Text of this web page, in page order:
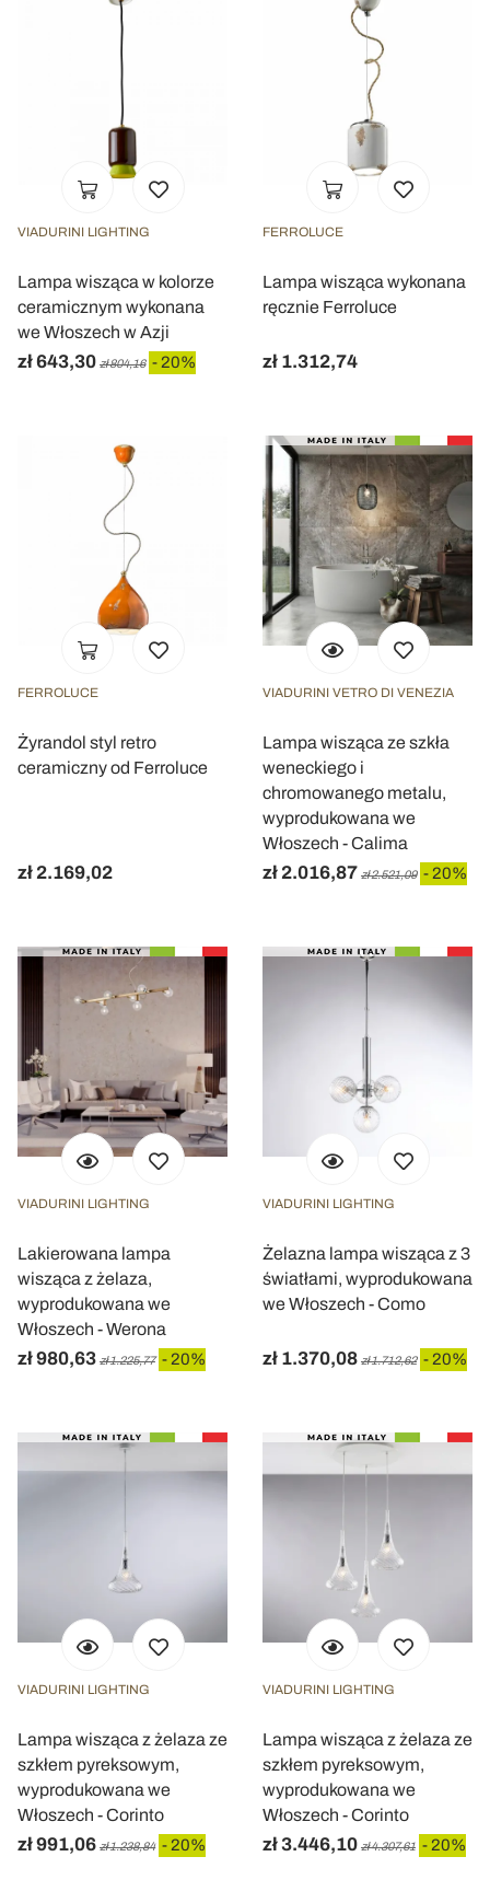
VIADURINI LIGHTING
Lampa wisząca w kolorze
ceramicznym wykonana
we Włoszech w Azji
zł 643,30 zł 804,16 - 20%
FERROLUCE
Lampa wisząca wykonana
ręcznie Ferroluce
zł 1.312,74
FERROLUCE
Żyrandol styl retro
ceramiczny od Ferroluce
zł 2.169,02
VIADURINI VETRO DI VENEZIA
Lampa wisząca ze szkła
weneckiego i
chromowanego metalu,
wyprodukowana we
Włoszech - Calima
zł 2.016,87 zł 2.521,09 - 20%
VIADURINI LIGHTING
Lakierowana lampa
wisząca z żelaza,
wyprodukowana we
Włoszech - Werona
zł 980,63 zł 1.225,77 - 20%
VIADURINI LIGHTING
Żelazna lampa wisząca z 3
światłami, wyprodukowana
we Włoszech - Como
zł 1.370,08 zł 1.712,62 - 20%
VIADURINI LIGHTING
Lampa wisząca z żelaza ze
szkłem pyreksowym,
wyprodukowana we
Włoszech - Corinto
zł 991,06 zł 1.238,84 - 20%
VIADURINI LIGHTING
Lampa wisząca z żelaza ze
szkłem pyreksowym,
wyprodukowana we
Włoszech - Corinto
zł 3.446,10 zł 4.307,61 - 20%